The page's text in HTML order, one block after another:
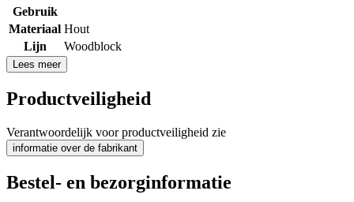
Gebruik
Materiaal Hout
Lijn
Woodblock
Lees meer
Productveiligheid
Verantwoordelijk voor productveiligheid zie
informatie over de fabrikant
Bestel- en bezorginformatie